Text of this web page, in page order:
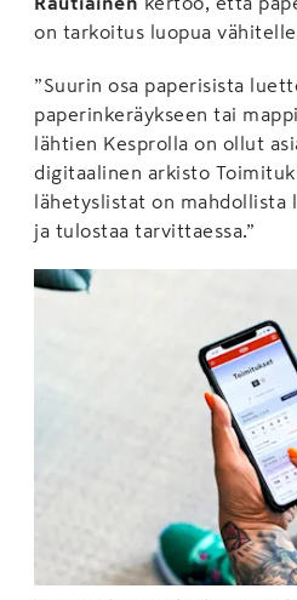
on tarkoitus luopua
”Suurin osa paperisista
paperinkeräykseen tai
lähtien Kesprolla on ollut
digitaalinen arkisto
lähetyslistat on mahdollista
ja tulostaa tarvittaessa.”